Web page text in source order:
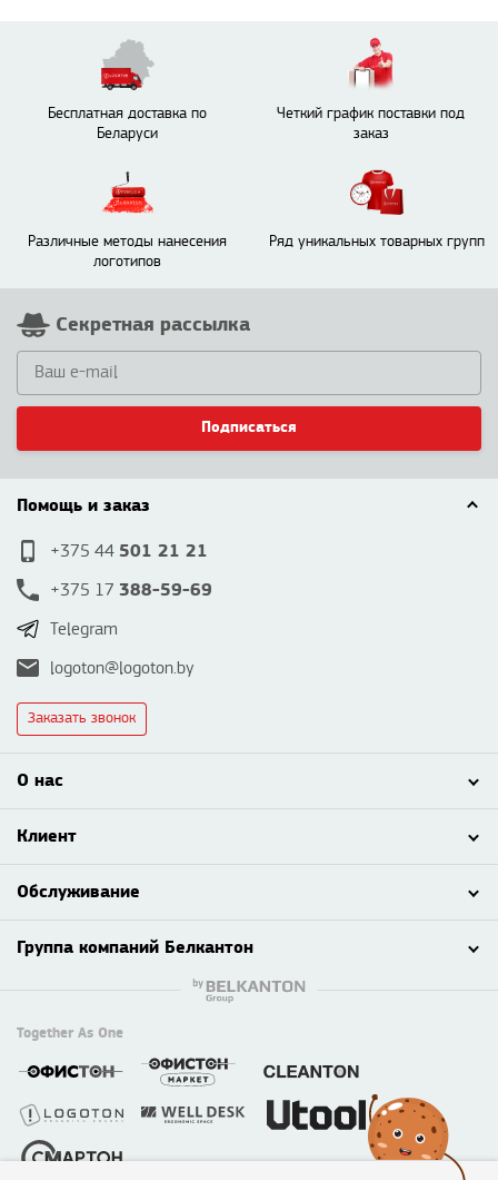
Бесплатная доставка по
Беларуси
Четкий график поставки под
заказ
Различные методы нанесения
логотипов
Ряд уникальных товарных групп
Секретная рассылка
Подписаться
Помощь и заказ
+375 44 501 21 21
+375 17 388-59-69
Telegram
logoton@logoton.by
Заказать звонок
О нас
Клиент
Обслуживание
Группа компаний Белкантон
Together As One